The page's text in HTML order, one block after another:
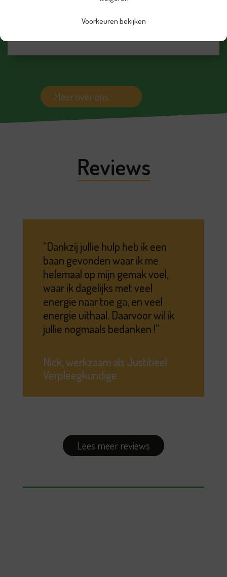
Voorkeuren bekijken
Meer over ons
Reviews
Dankzij jullie hulp heb ik een
baan gevonden waar ik me
helemaal op mijn gemak voel,
waar ik dagelijks met veel
energie naar toe ga, en veel
energie uithaal. Daarvoor wil ik
jullie nogmaals bedanken !
Nick, werkzaam als Justitieel
Verpleegkundige
Lees meer reviews